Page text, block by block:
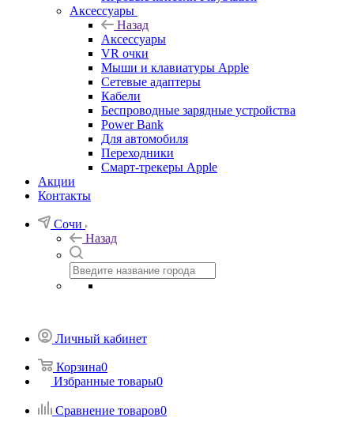
Аксессуары
Назад
Аксессуары
VR очки
Мыши и клавиатуры Apple
Сетевые адаптеры
Кабели
Беспроводные зарядные устройства
Power Bank
Для автомобиля
Переходники
Смарт-трекеры Apple
Акции
Контакты
Сочи
Назад
Личный кабинет
Корзина0
Избранные товары0
Сравнение товаров0